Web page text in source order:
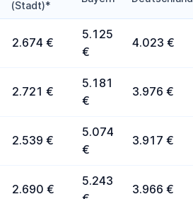
(Stadt)*
2.674 €
5.125
€
4.023 €
2.721 €
5.181
€
3.976 €
2.539 €
5.074
€
3.917 €
2.690 €
5.243
3.966 €